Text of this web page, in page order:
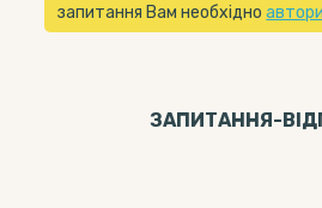
запитання Вам необхідно
ЗАПИТАННЯ-